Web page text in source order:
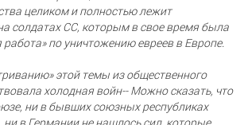
целиком и полностью лежит
солдатах СС, которым в свое время была
работа» по уничтожению евреев в Европе.
этой темы из общественного
холодная войн-- Можно сказать, что
ни в бывших союзных республиках